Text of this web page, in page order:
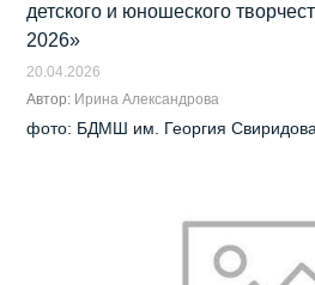
детского и юношеского
2026»
20.04.2026
Автор: Ирина Александрова
фото: БДМШ им. Георгия